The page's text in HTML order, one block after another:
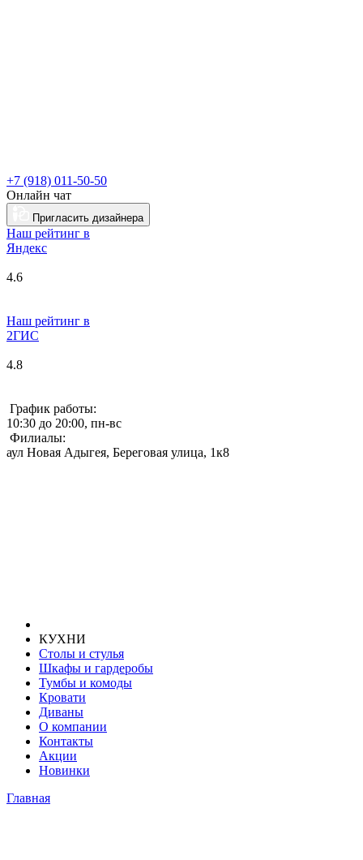
+7 (918) 011-50-50
Онлайн чат
Пригласить дизайнера
Наш рейтинг в
Яндекс
4.6
Наш рейтинг в
2ГИС
4.8
График работы:
10:30 до 20:00, пн-вс
Филиалы:
аул Новая Адыгея, Береговая улица, 1к8
КУХНИ
Столы и стулья
Шкафы и гардеробы
Тумбы и комоды
Кровати
Диваны
О компании
Контакты
Акции
Новинки
Главная